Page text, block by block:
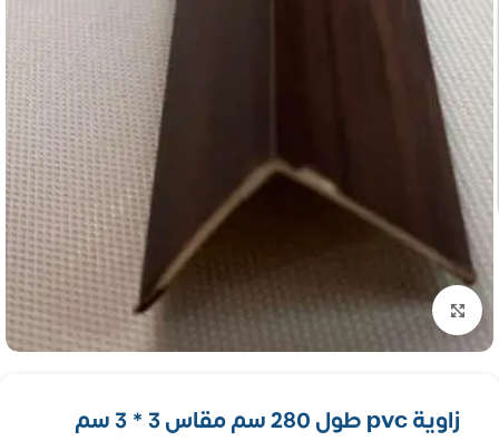
تكبير الصورة
زاوية pvc طول 280 سم مقاس 3 * 3 سم